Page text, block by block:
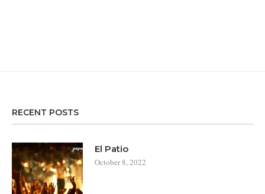
RECENT POSTS
El Patio
October 8, 2022